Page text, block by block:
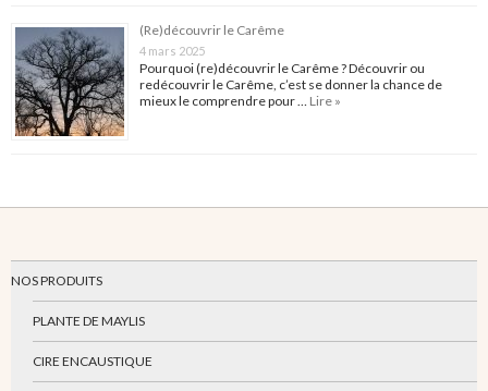
(Re)découvrir le Carême
4 mars 2025
Pourquoi (re)découvrir le Carême ? Découvrir ou
redécouvrir le Carême, c’est se donner la chance de
mieux le comprendre pour … Lire »
NOS PRODUITS
PLANTE DE MAYLIS
CIRE ENCAUSTIQUE